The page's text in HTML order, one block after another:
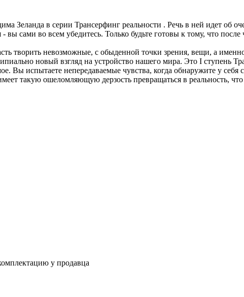
Зеланда в серии Трансерфинг реальности . Речь в ней идет об
- вы сами во всем убедитесь. Только будьте готовы к тому, что
творить невозможные, с обыденной точки зрения, вещи, а
новый взгляд на устройство нашего мира. Это I ступень
Вы испытаете непередаваемые чувства, когда обнаружите у
такую ошеломляющую дерзость превращаться в реальность, что
у продавца